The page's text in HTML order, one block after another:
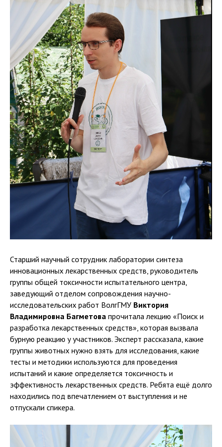
Старший научный сотрудник лаборатории синтеза
инновационных лекарственных средств, руководитель
группы общей токсичности испытательного центра,
заведующий отделом сопровождения научно-
исследовательских работ ВолгГМУ Виктория
Владимировна Багметова прочитала лекцию «Поиск и
разработка лекарственных средств», которая вызвала
бурную реакцию у участников. Эксперт рассказала, какие
группы животных нужно взять для исследования, какие
тесты и методики используются для проведения
испытаний и какие определяется токсичность и
эффективность лекарственных средств. Ребята ещё долго
находились под впечатлением от выступления и не
отпускали спикера.